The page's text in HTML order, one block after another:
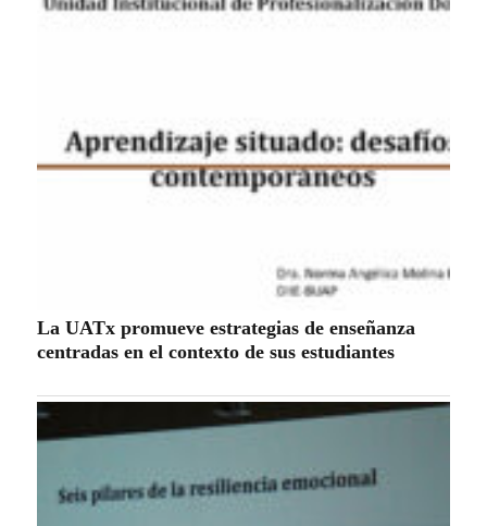
La UATx promueve estrategias de enseñanza
centradas en el contexto de sus estudiantes